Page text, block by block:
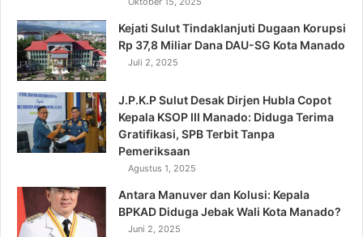
Kejati Sulut Tindaklanjuti Dugaan Korupsi
Rp 37,8 Miliar Dana DAU-SG Kota Manado
Juli 2, 2025
J.P.K.P Sulut Desak Dirjen Hubla Copot
Kepala KSOP III Manado: Diduga Terima
Gratifikasi, SPB Terbit Tanpa
Pemeriksaan
Agustus 1, 2025
Antara Manuver dan Kolusi: Kepala
BPKAD Diduga Jebak Wali Kota Manado?
Juni 2, 2025